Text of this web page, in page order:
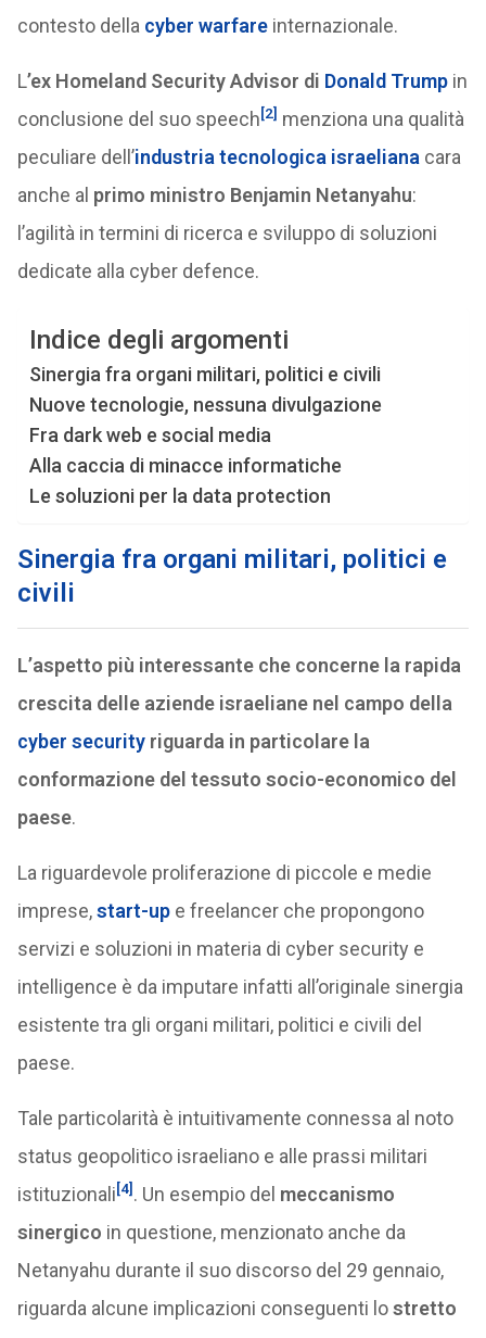
contesto della cyber warfareinternazionale.
L’ex Homeland Security Advisor di Donald Trumpin
conclusione del suo speech[2] menziona una qualità
peculiare dell’industria tecnologica israeliana cara
anche al primo ministro Benjamin Netanyahu:
l’agilità in termini di ricerca e sviluppo di soluzioni
dedicate alla cyber defence.
Indice degli argomenti
Sinergia fra organi militari, politici e civili
Nuove tecnologie, nessuna divulgazione
Fra dark web e social media
Alla caccia di minacce informatiche
Le soluzioni per la data protection
Sinergia fra organi militari, politici e
civili
L’aspetto più interessante che concerne la rapida
crescita delle aziende israeliane nel campo della
cyber securityriguarda in particolare la
conformazione del tessuto socio-economico del
paese.
La riguardevole proliferazione di piccole e medie
imprese,start-upe freelancer che propongono
servizi e soluzioni in materia di cyber security e
intelligence è da imputare infatti all’originale sinergia
esistente tra gli organi militari, politici e civili del
paese.
Tale particolarità è intuitivamente connessa al noto
status geopolitico israeliano e alle prassi militari
istituzionali[4] . Un esempio del meccanismo
sinergico in questione, menzionato anche da
Netanyahu durante il suo discorso del 29 gennaio,
riguarda alcune implicazioni conseguenti lostretto